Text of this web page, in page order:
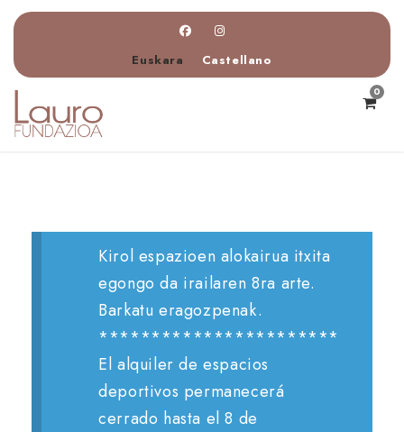
Euskara Castellano
0
Kirol espazioen alokairua itxita
egongo da irailaren 8ra arte.
Barkatu eragozpenak.
***********************
El alquiler de espacios
deportivos permanecerá
cerrado hasta el 8 de